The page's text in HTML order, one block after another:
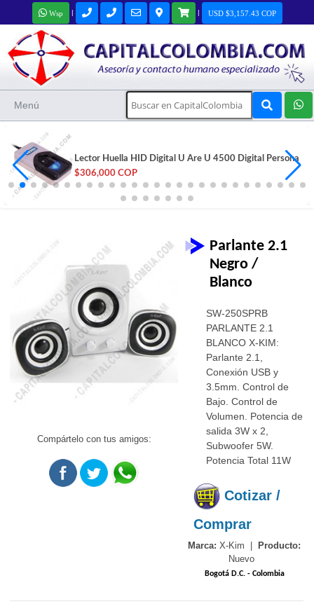
Wsp | | USD $3,157.43 COP
Menú
Lector Huella HID Digital U Are U 4500 Digital Persona
$306,000 COP
Compártelo con tus amigos:
Parlante 2.1
Negro /
Blanco
SW-250SPRB
PARLANTE 2.1
BLANCO X-KIM:
Parlante 2.1,
Conexión USB y
3.5mm. Control de
Bajo. Control de
Volumen. Potencia de
salida 3W x 2,
Subwoofer 5W.
Potencia Total 11W
Cotizar /
Comprar
Marca: X-Kim |
Producto:
Nuevo
Bogotá D.C. - Colombia